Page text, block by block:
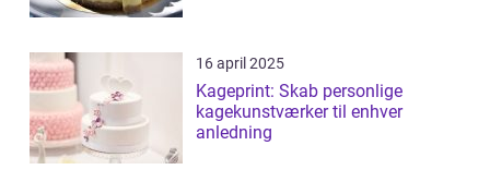
16 april 2025
Kageprint: Skab personlige
kagekunstværker til enhver
anledning